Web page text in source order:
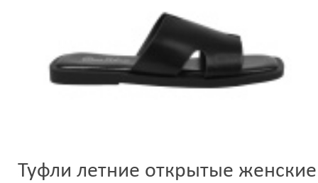
Туфли летние открытые женские